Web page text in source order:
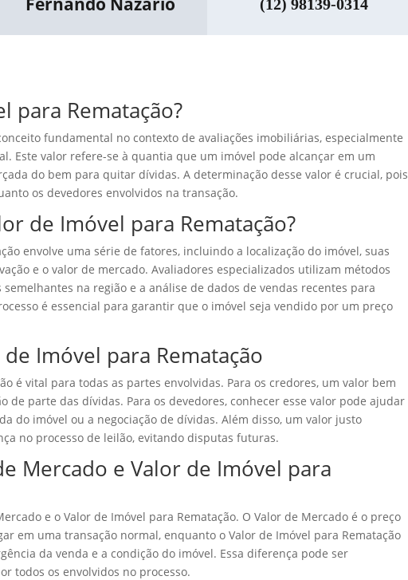
(12) 98139-0314
para Rematação?
fundamental no contexto de avaliações imobiliárias, especialmente
Este valor refere-se à quantia que um imóvel pode alcançar em um
do bem para quitar dívidas. A determinação desse valor é crucial, pois
os devedores envolvidos na transação.
de Imóvel para Rematação?
envolve uma série de fatores, incluindo a localização do imóvel, suas
e o valor de mercado. Avaliadores especializados utilizam métodos
na região e a análise de dados de vendas recentes para
é essencial para garantir que o imóvel seja vendido por um preço
Imóvel para Rematação
é vital para todas as partes envolvidas. Para os credores, um valor bem
de parte das dívidas. Para os devedores, conhecer esse valor pode ajudar
do imóvel ou a negociação de dívidas. Além disso, um valor justo
no processo de leilão, evitando disputas futuras.
Mercado e Valor de Imóvel para
e o Valor de Imóvel para Rematação. O Valor de Mercado é o preço
em uma transação normal, enquanto o Valor de Imóvel para Rematação
da venda e a condição do imóvel. Essa diferença pode ser
todos os envolvidos no processo.